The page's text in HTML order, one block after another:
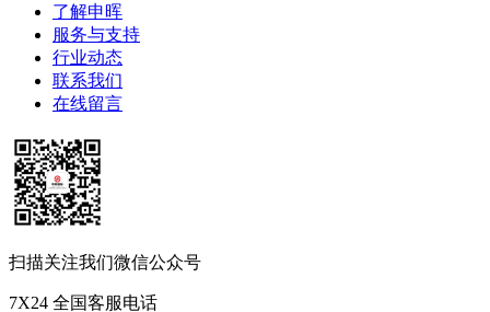
了解申晖
服务与支持
行业动态
联系我们
在线留言
扫描关注我们微信公众号
7X24 全国客服电话